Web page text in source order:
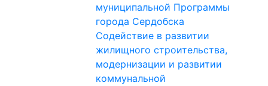
муниципальной Программы
города Сердобска
Содействие в развитии
жилищного строительства,
модернизации и развитии
коммунальной